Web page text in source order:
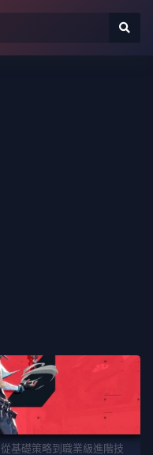
基礎策略到職業級進階技